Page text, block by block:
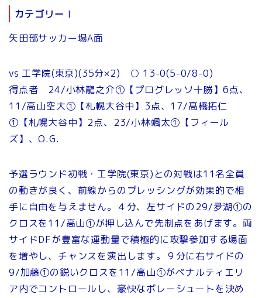
カテゴリーⅠ
矢田部サッカー場A面
vs 工学院(東京)(35分×2) ○ 13-0(5-0/8-0)
得点者 24/小林龍之介①【プログレッソ十勝】6点、
11/高山空大①【札幌大谷中】3点、17/髙橋拓仁
①【札幌大谷中】2点、23/小林颯太①【フィール
ズ】、O.G.
予選ラウンド初戦・工学院(東京)との対戦は11名全員
の動きが良く、前線からのプレッシングが効果的で相
手に自由を与えません。４分、左サイドの29/夛湖①の
クロスを11/高山①が押し込んで先制点をあげます。両
サイドDFが豊富な運動量で積極的に攻撃参加する場面
を増やし、チャンスを演出します。９分に右サイドの
9/加藤①の鋭いクロスを11/高山①がペナルティエリ
ア内でコントロールし、豪快なボレーシュートを決め